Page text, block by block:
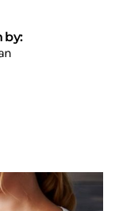
by: